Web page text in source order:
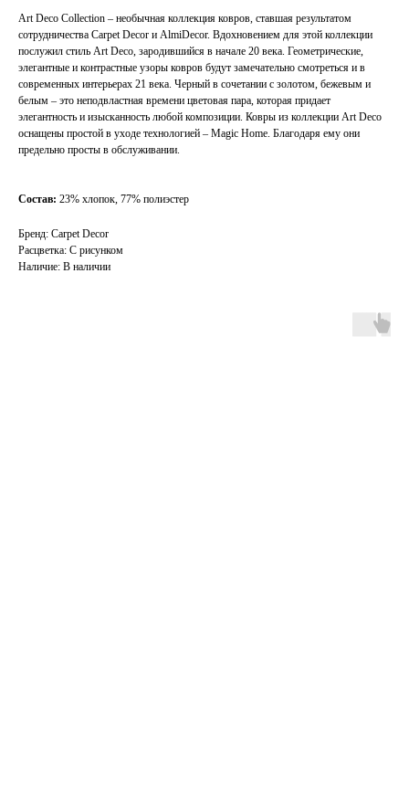
Art Deco Collection – необычная коллекция ковров, ставшая результатом
сотрудничества Carpet Decor и AlmiDecor. Вдохновением для этой коллекции
послужил стиль Art Deco, зародившийся в начале 20 века. Геометрические,
элегантные и контрастные узоры ковров будут замечательно смотреться и в
современных интерьерах 21 века. Черный в сочетании с золотом, бежевым и
белым – это неподвластная времени цветовая пара, которая придает
элегантность и изысканность любой композиции. Ковры из коллекции Art Deco
оснащены простой в уходе технологией – Magic Home. Благодаря ему они
предельно просты в обслуживании.
Состав: 23% хлопок, 77% полиэстер
Бренд: Carpet Decor
Расцветка: С рисунком
Наличие: В наличии